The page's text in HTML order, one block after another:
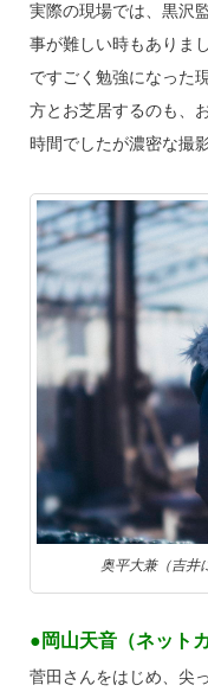
実際の現場では、黒沢
事が難しい時もありま
ですごく勉強になった
方とお芝居するのも、
時間でしたが濃密な撮
奥平大兼（吉井
●岡山天音（ネット
菅田さんをはじめ、尖